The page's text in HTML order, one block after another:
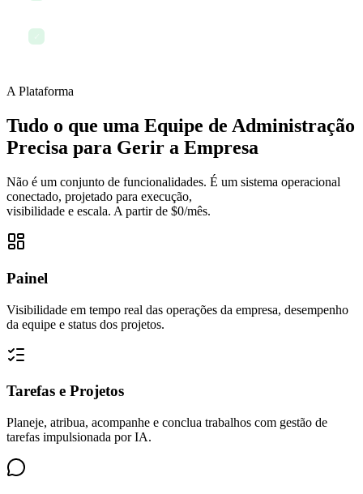
A Plataforma
Tudo o que uma Equipe de Administração
Precisa para Gerir a Empresa
Não é um conjunto de funcionalidades. É um sistema operacional
conectado, projetado para execução,
visibilidade e escala. A partir de $0/mês.
Painel
Visibilidade em tempo real das operações da empresa, desempenho
da equipe e status dos projetos.
Tarefas e Projetos
Planeje, atribua, acompanhe e conclua trabalhos com gestão de
tarefas impulsionada por IA.